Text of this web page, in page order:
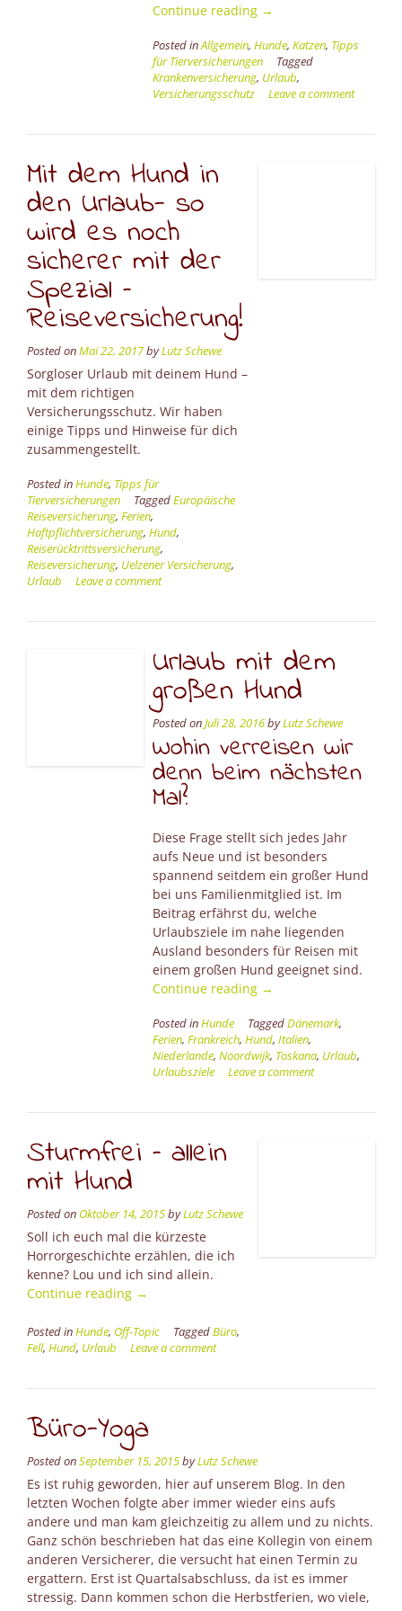
Continue reading “Kleiner
mit
großer
Wirkung
→
Posted inAllgemein, Hunde, Katzen, Tipps
für Tierversicherungen
Tagged
Krankenversicherung, Urlaub,
Versicherungsschutz
Leave a comment
Mit dem Hund in
den Urlaub- so
wird es noch
sicherer mit der
Spezial –
Reiseversicherung!
Posted onMai 22, 2017byLutz Schewe
Sorgloser Urlaub mit deinem Hund –
mit dem richtigen
Versicherungsschutz. Wir haben
einige Tipps und Hinweise für dich
zusammengestellt.
Posted inHunde, Tipps für
Tierversicherungen
TaggedEuropäische
Reiseversicherung, Ferien,
Haftpflichtversicherung, Hund,
Reiserücktrittsversicherung,
Reiseversicherung, Uelzener Versicherung,
Urlaub
Leave a comment
Urlaub mit dem
großen Hund
Posted onJuli 28, 2016byLutz Schewe
Wohin verreisen wir
denn beim nächsten
Mal?
Diese Frage stellt sich jedes Jahr
aufs Neue und ist besonders
spannend seitdem ein großer Hund
bei uns Familienmitglied ist. Im
Beitrag erfährst du, welche
Urlaubsziele im nahe liegenden
Ausland besonders für Reisen mit
einem großen Hund geeignet sind.
Continue reading “Urlaub
dem
großen
Hund”
→
Posted inHunde TaggedDänemark,
Ferien, Frankreich, Hund, Italien,
Niederlande, Noordwijk, Toskana, Urlaub,
Urlaubsziele
Leave a comment
Sturmfrei – allein
mit Hund
Posted on Oktober 14, 2015byLutz Schewe
Soll ich euch mal die kürzeste
Horrorgeschichte erzählen, die ich
kenne? Lou und ich sind allein.
Continue reading “Sturmfrei
allein
mit
→
Posted inHunde, Off-Topic TaggedBüro,
Fell, Hund, Urlaub Leave a comment
Büro-Yoga
Posted onSeptember 15, 2015byLutz Schewe
Es ist ruhig geworden, hier auf unserem Blog. In den
letzten Wochen folgte aber immer wieder eins aufs
andere und man kam gleichzeitig zu allem und zu nichts.
Ganz schön beschrieben hat das eine Kollegin von einem
anderen Versicherer, die versucht hat einen Termin zu
ergattern. Erst ist Quartalsabschluss, da ist es immer
stressig. Dann kommen schon die Herbstferien, wo viele,